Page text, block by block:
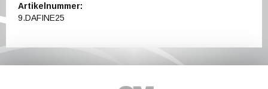
Artikelnummer:
9.DAFINE25